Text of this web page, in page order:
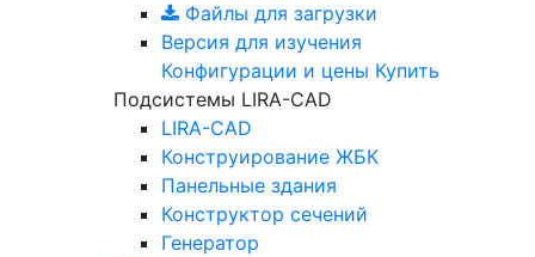
Файлы для загрузки
Версия для изучения
Конфигурации и цены Купить
Подсистемы LIRA-CAD
LIRA-CAD
Конструирование ЖБК
Панельные здания
Конструктор сечений
Генератор